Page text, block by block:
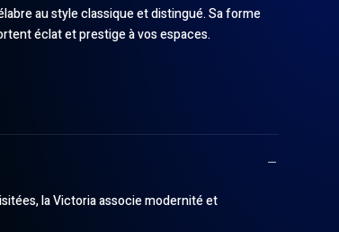
au style classique et distingué. Sa forme
éclat et prestige à vos espaces.
la Victoria associe modernité et